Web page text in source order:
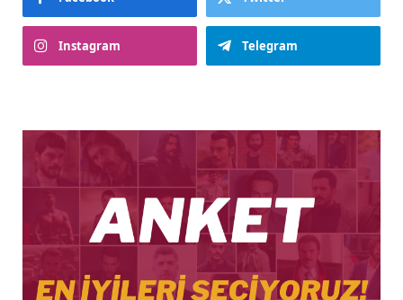
Instagram Telegram